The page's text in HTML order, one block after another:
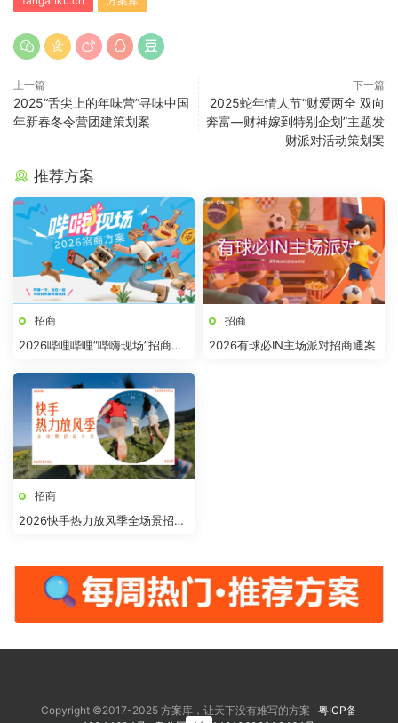
上一篇
2025“舌尖上的年味营”寻味中国
年新春冬令营团建策划案
下一篇
2025蛇年情人节“财爱两全 双向
奔富—财神嫁到特别企划”主题发
财派对活动策划案
推荐方案
招商
2026哔哩哔哩“哔嗨现场”招商方
招商
2026有球必IN主场派对招商通案
招商
2026快手热力放风季全场景招商
Copyright ©2017-2025 方案库，让天下没有难写的方案 粤ICP备